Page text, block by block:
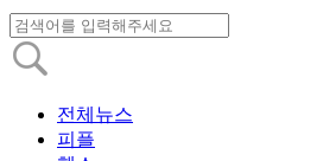
전체뉴스
피플